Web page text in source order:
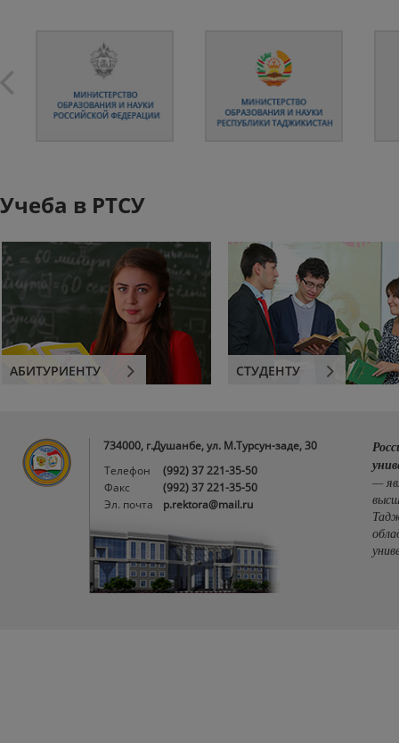
Учеба в РТСУ
АБИТУРИЕНТУ СТУДЕНТУ
734000, г.Душанбе, ул. М.Турсун-заде, 30
Телефон
(992) 37 221-35-50
Факс
(992) 37 221-35-50
Эл. почта
p.rektora@mail.ru
—